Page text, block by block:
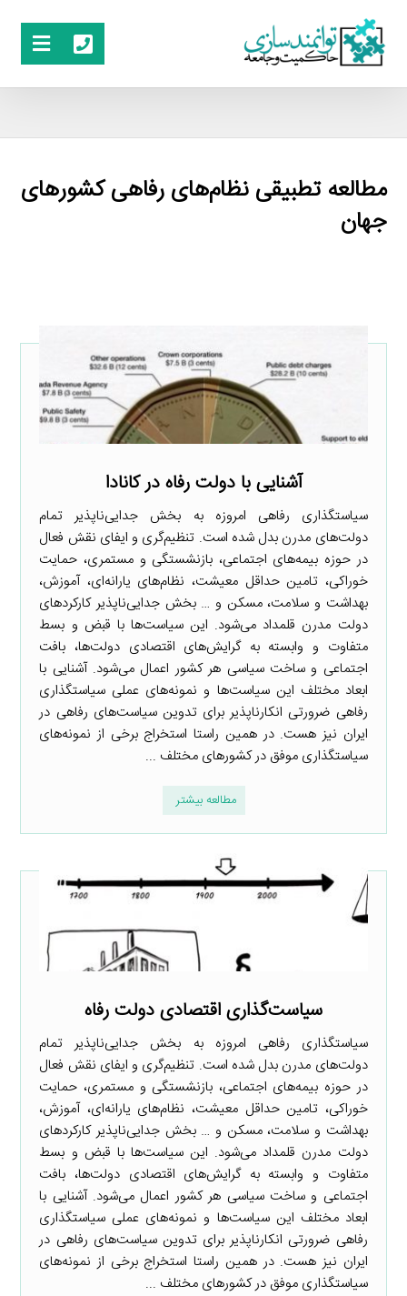
مطالعه تطبیقی نظام‌های رفاهی کشورهای
جهان
آشنایی با دولت رفاه در کانادا
سیاستگذاری رفاهی امروزه به بخش جدایی‌ناپذیر تمام
دولت‌های مدرن بدل شده است. تنظیم‌گری و ایفای نقش فعال
در حوزه بیمه‌های اجتماعی، بازنشستگی و مستمری، حمایت
خوراکی، تامین حداقل معیشت، نظام‌های یارانه‌ای، آموزش،
بهداشت و سلامت، مسکن و … بخش جدایی‌ناپذیر کارکردهای
دولت مدرن قلمداد می‌شود. این سیاست‌ها با قبض و بسط
متفاوت و وابسته به گرایش‌های اقتصادی دولت‌ها، بافت
اجتماعی و ساخت سیاسی هر کشور اعمال می‌شود. آشنایی با
ابعاد مختلف این سیاست‌ها و نمونه‌های عملی سیاستگذاری
رفاهی ضرورتی انکارناپذیر برای تدوین سیاست‌های رفاهی در
ایران نیز هست. در همین راستا استخراج برخی از نمونه‌های
سیاستگذاری موفق در کشورهای مختلف ...
مطالعه بیشتر
سیاست‌گذاری اقتصادی دولت رفاه
سیاستگذاری رفاهی امروزه به بخش جدایی‌ناپذیر تمام
دولت‌های مدرن بدل شده است. تنظیم‌گری و ایفای نقش فعال
در حوزه بیمه‌های اجتماعی، بازنشستگی و مستمری، حمایت
خوراکی، تامین حداقل معیشت، نظام‌های یارانه‌ای، آموزش،
بهداشت و سلامت، مسکن و … بخش جدایی‌ناپذیر کارکردهای
دولت مدرن قلمداد می‌شود. این سیاست‌ها با قبض و بسط
متفاوت و وابسته به گرایش‌های اقتصادی دولت‌ها، بافت
اجتماعی و ساخت سیاسی هر کشور اعمال می‌شود. آشنایی با
ابعاد مختلف این سیاست‌ها و نمونه‌های عملی سیاستگذاری
رفاهی ضرورتی انکارناپذیر برای تدوین سیاست‌های رفاهی در
ایران نیز هست. در همین راستا استخراج برخی از نمونه‌های
سیاستگذاری موفق در کشورهای مختلف ...